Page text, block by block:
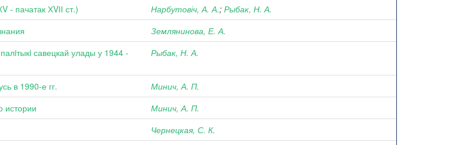
- пачатак ХVІІ ст.) Нарбутовіч, А. А.; Рыбак, Н. А.
Землянинова, Е. А.
савецкай улады у 1944 -
Рыбак, Н. А.
в 1990-е гг.
Минич, А. П.
истории
Минич, А. П.
Чернецкая, С. К.